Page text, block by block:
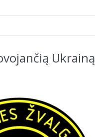
Ukrainą